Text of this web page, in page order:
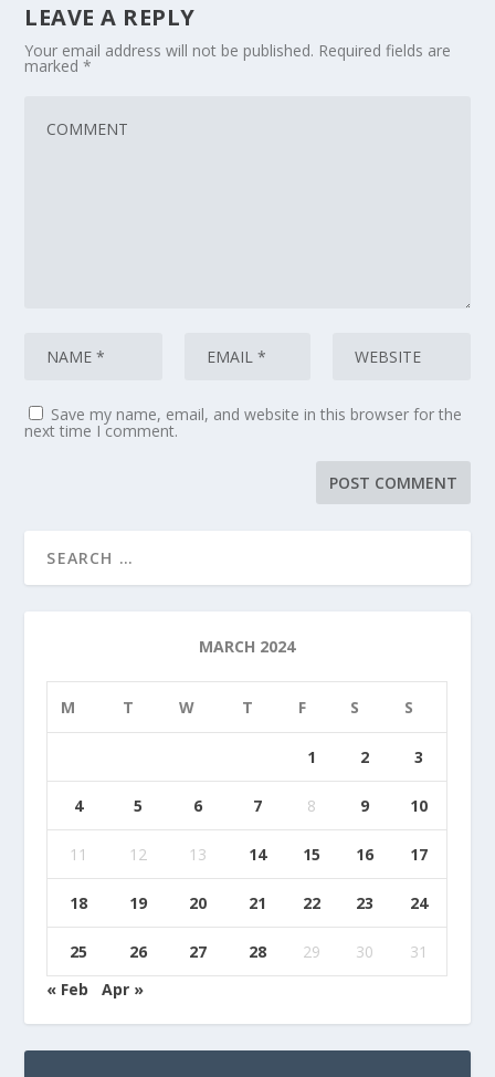
LEAVE A REPLY
Your email address will not be published. Required fields are
marked*
Save my name, email, and website in this browser for the
next time I comment.
MARCH 2024
M T W T F S S
1 2 3
4 5 6 7 8 9 10
11 12 13 14 15 16 17
18 19 20 21 22 23 24
25 26 27 28 29 30
31
« Feb
Apr »